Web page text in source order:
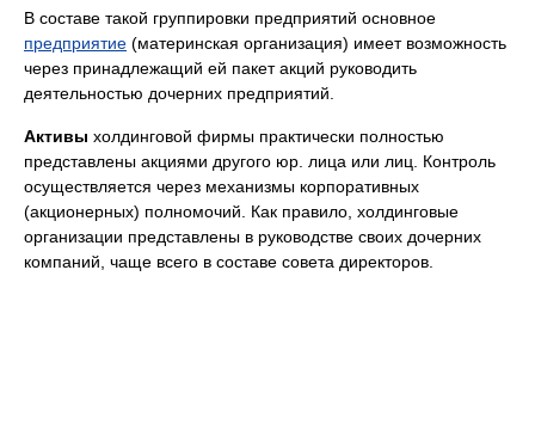
В составе такой группировки предприятий основное
предприятие (материнская организация) имеет возможность
через принадлежащий ей пакет акций руководить
деятельностью дочерних предприятий.
Активы холдинговой фирмы практически полностью
представлены акциями другого юр. лица или лиц. Контроль
осуществляется через механизмы корпоративных
(акционерных) полномочий. Как правило, холдинговые
организации представлены в руководстве своих дочерних
компаний, чаще всего в составе совета директоров.